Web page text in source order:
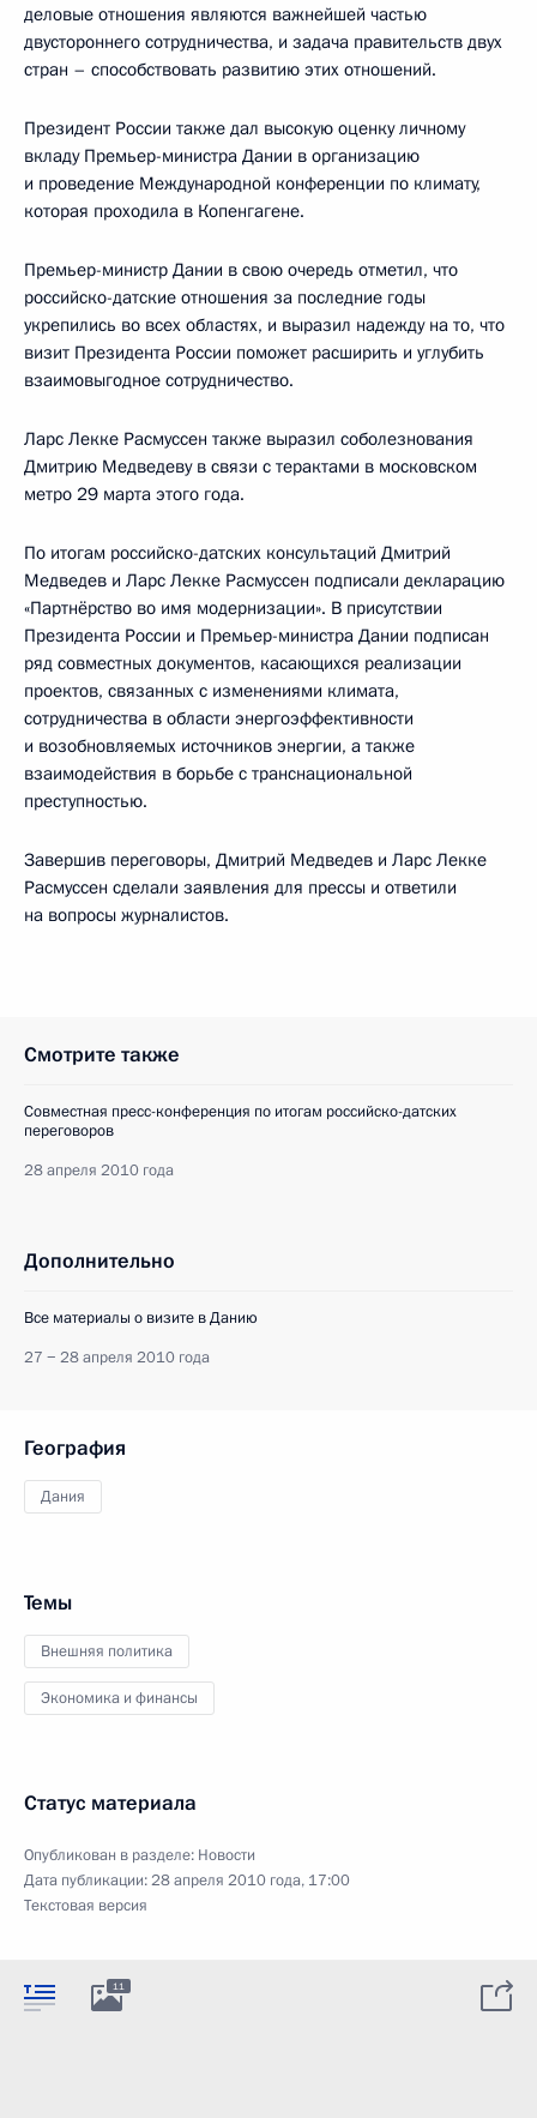
деловые отношения являются важнейшей частью
двустороннего сотрудничества, и задача правительств двух
стран – способствовать развитию этих отношений.
Президент России также дал высокую оценку личному
вкладу Премьер-министра Дании в организацию
и проведение Международной конференции по климату,
которая проходила в Копенгагене.
Премьер-министр Дании в свою очередь отметил, что
российско-датские отношения за последние годы
укрепились во всех областях, и выразил надежду на то, что
визит Президента России поможет расширить и углубить
взаимовыгодное сотрудничество.
Ларс Лекке Расмуссен также выразил соболезнования
Дмитрию Медведеву в связи с терактами в московском
метро 29 марта этого года.
По итогам российско-датских консультаций Дмитрий
Медведев и Ларс Лекке Расмуссен подписали декларацию
«Партнёрство во имя модернизации». В присутствии
Президента России и Премьер-министра Дании подписан
ряд совместных документов, касающихся реализации
проектов, связанных с изменениями климата,
сотрудничества в области энергоэффективности
и возобновляемых источников энергии, а также
взаимодействия в борьбе с транснациональной
преступностью.
Завершив переговоры, Дмитрий Медведев и Ларс Лекке
Расмуссен сделали заявления для прессы и ответили
на вопросы журналистов.
Смотрите также
Совместная пресс-конференция по итогам российско-датских
переговоров
28 апреля 2010 года
Дополнительно
Все материалы о визите в Данию
27 − 28 апреля 2010 года
География
Дания
Темы
Внешняя политика
Экономика и финансы
Статус материала
Опубликован в разделе: Новости
Дата публикации:28 апреля 2010 года, 17:00
Текстовая версия
11